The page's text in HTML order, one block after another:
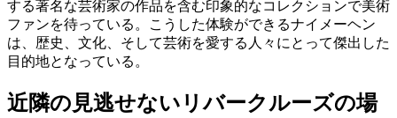
する著名な芸術家の作品を含む印象的なコレクションで美術
ファンを待っている。こうした体験ができるナイメーヘン
は、歴史、文化、そして芸術を愛する人々にとって傑出した
目的地となっている。
近隣の見逃せないリバークルーズの場